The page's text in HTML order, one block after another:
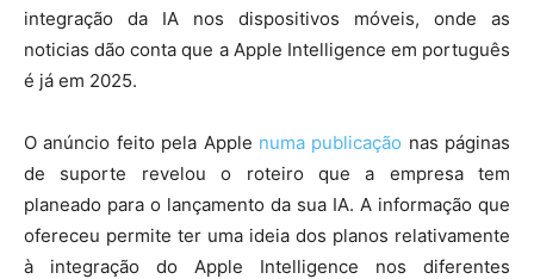
integração da IA ​​nos dispositivos móveis, onde as
noticias dão conta que a Apple Intelligence em português
é já em 2025.
O anúncio feito pela Apple numa publicação nas páginas
de suporte revelou o roteiro que a empresa tem
planeado para o lançamento da sua IA. A informação que
ofereceu permite ter uma ideia dos planos relativamente
à integração do Apple Intelligence nos diferentes